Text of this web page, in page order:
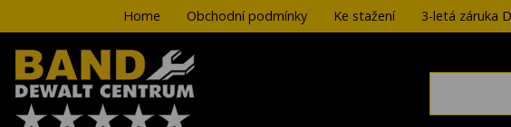
Home Obchodní podmínky Ke stažení 3-letá záruka